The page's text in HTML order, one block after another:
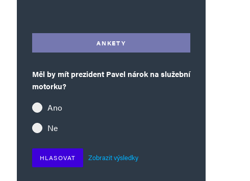
ANKETY
Měl by mít prezident Pavel nárok na služební
motorku?
Ano
Ne
HLASOVAT Zobrazit výsledky